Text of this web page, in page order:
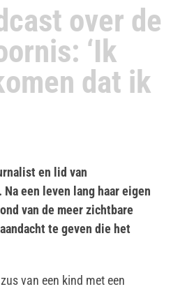
over de
‘Ik
dat ik
en lid van
een leven lang haar eigen
van de meer zichtbare
te geven die het
van een kind met een